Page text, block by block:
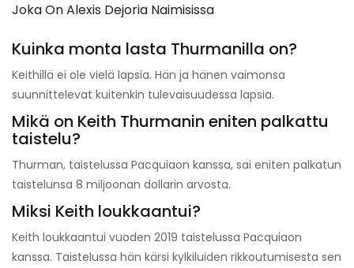
Joka On Alexis Dejoria Naimisissa
Kuinka monta lasta Thurmanilla on?
Keithillä ei ole vielä lapsia. Hän ja hänen vaimonsa
suunnittelevat kuitenkin tulevaisuudessa lapsia.
Mikä on Keith Thurmanin eniten palkattu
taistelu?
Thurman, taistelussa Pacquiaon kanssa, sai eniten palkatun
taistelunsa 8 miljoonan dollarin arvosta.
Miksi Keith loukkaantui?
Keith loukkaantui vuoden 2019 taistelussa Pacquiaon
kanssa. Taistelussa hän kärsi kylkiluiden rikkoutumisesta sen